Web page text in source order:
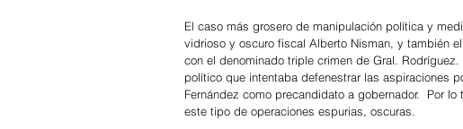
El caso más grosero de manipulación política y
vidrioso y oscuro fiscal Alberto Nisman, y también
con el denominado triple crimen de Gral.
político que intentaba defenestrar las aspiraciones
Fernández como precandidato a gobernador.  Por
este tipo de operaciones espurias, oscuras.